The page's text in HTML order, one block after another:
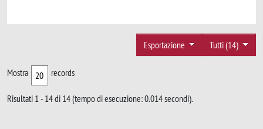
Tutti (14)
Esportazione
Mostra records
Risultati 1 - 14 di 14 (tempo di esecuzione: 0.014 secondi).